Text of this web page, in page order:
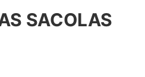
SACOLAS